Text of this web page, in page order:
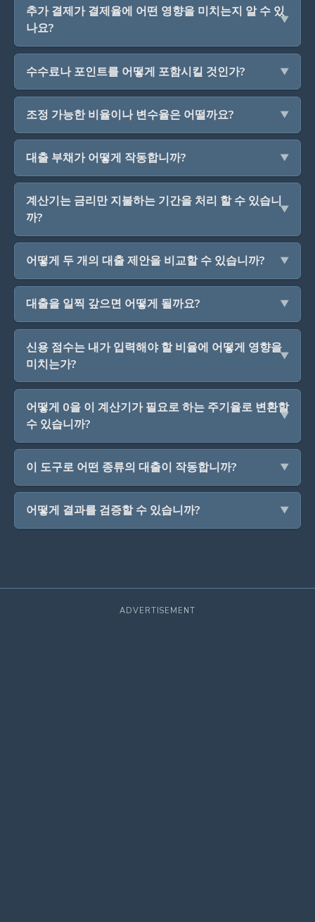
추가 결제가 결제율에 어떤 영향을 미치는지 알 수 있
나요?
수수료나 포인트를 어떻게 포함시킬 것인가?
조정 가능한 비율이나 변수율은 어떨까요?
대출 부채가 어떻게 작동합니까?
계산기는 금리만 지불하는 기간을 처리 할 수 있습니
까?
어떻게 두 개의 대출 제안을 비교할 수 있습니까?
대출을 일찍 갚으면 어떻게 될까요?
신용 점수는 내가 입력해야 할 비율에 어떻게 영향을
미치는가?
어떻게 0을 이 계산기가 필요로 하는 주기율로 변환할
수 있습니까?
이 도구로 어떤 종류의 대출이 작동합니까?
어떻게 결과를 검증할 수 있습니까?
ADVERTISEMENT